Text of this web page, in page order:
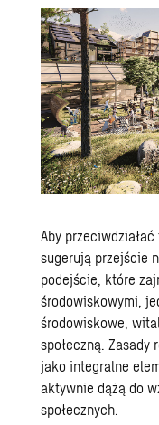
Aby
sugerują przejście
podejście, które
środowiskowymi,
środowiskowe,
społeczną. Zasady
jako integralne
aktywnie dążą do
społecznych.